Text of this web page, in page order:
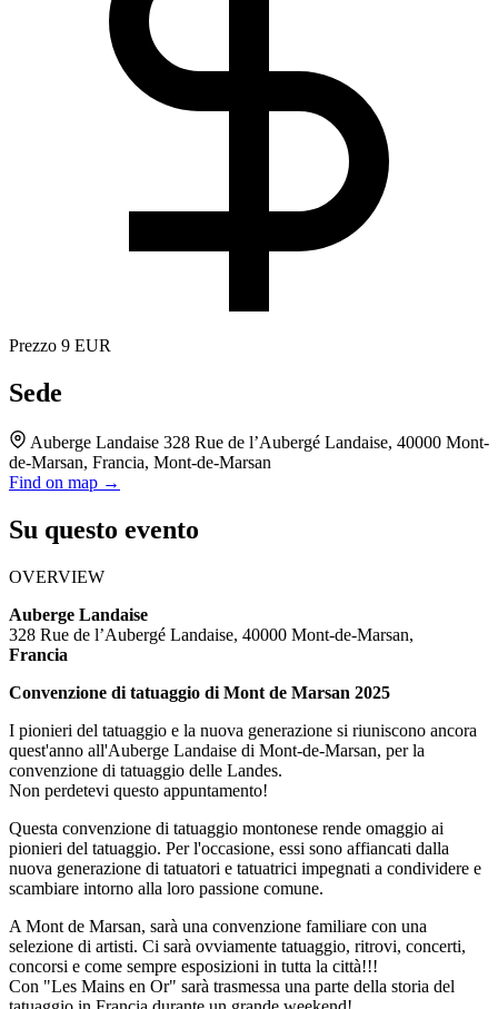
Prezzo 9 EUR
Sede
Auberge Landaise 328 Rue de l’Aubergé Landaise, 40000 Mont-
de-Marsan, Francia, Mont-de-Marsan
Find on map →
Su questo evento
OVERVIEW
Auberge Landaise
328 Rue de l’Aubergé Landaise, 40000 Mont-de-Marsan,
Francia
Convenzione di tatuaggio di Mont de Marsan 2025
I pionieri del tatuaggio e la nuova generazione si riuniscono ancora
quest'anno all'Auberge Landaise di Mont-de-Marsan, per la
convenzione di tatuaggio delle Landes.
Non perdetevi questo appuntamento!
Questa convenzione di tatuaggio montonese rende omaggio ai
pionieri del tatuaggio. Per l'occasione, essi sono affiancati dalla
nuova generazione di tatuatori e tatuatrici impegnati a condividere e
scambiare intorno alla loro passione comune.
A Mont de Marsan, sarà una convenzione familiare con una
selezione di artisti. Ci sarà ovviamente tatuaggio, ritrovi, concerti,
concorsi e come sempre esposizioni in tutta la città!!!
Con "Les Mains en Or" sarà trasmessa una parte della storia del